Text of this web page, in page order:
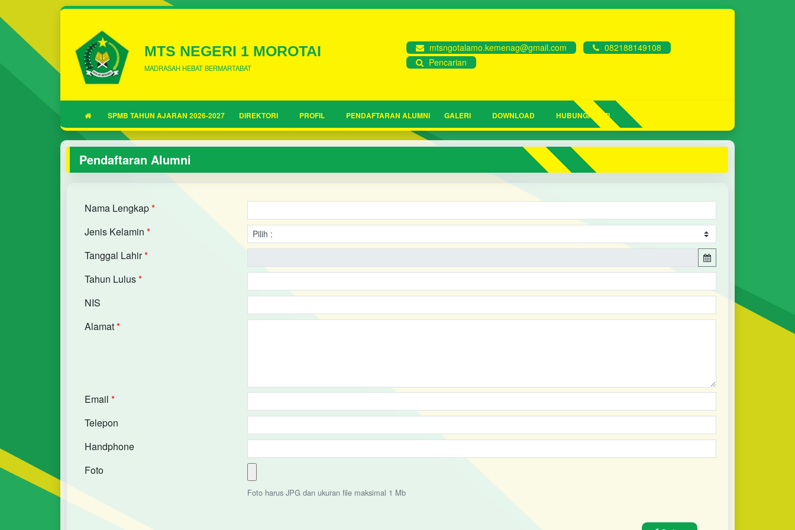
MTS NEGERI 1 MOROTAI
MADRASAH HEBAT BERMARTABAT
mtsngotalamo.kemenag@gmail.com
082188149108
Pencarian
SPMB TAHUN AJARAN 2026-2027 DIREKTORI PROFIL PENDAFTARAN ALUMNI GALERI DOWNLOAD HUBUNGI KAMI
Pendaftaran Alumni
Nama Lengkap*
Jenis Kelamin *
Tanggal Lahir*
Tahun Lulus*
NIS
Alamat*
Email *
Telepon
Handphone
Foto
Foto harus JPG dan ukuran file maksimal 1 Mb